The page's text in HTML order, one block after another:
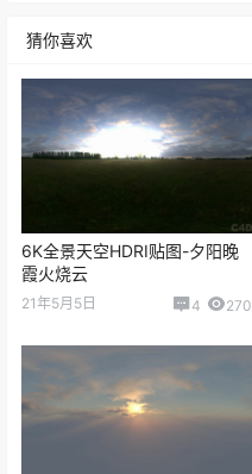
猜你喜欢
6K全景天空HDRI贴图-夕阳晚
霞火烧云
21年5月5日 4 270